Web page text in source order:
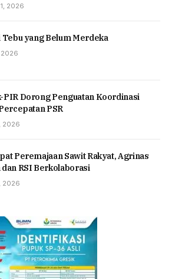
2026
Tebu yang Belum Merdeka
2026
PIR Dorong Penguatan Koordinasi
PSR
2026
Peremajaan Sawit Rakyat, Agrinas
dan RSI Berkolaborasi
2026